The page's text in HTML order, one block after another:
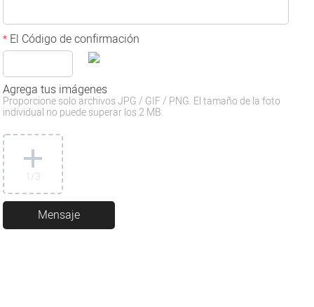
* El Código de confirmación
Agrega tus imágenes
Proporcione solo archivos JPG / GIF / PNG. El tamaño de la foto
individual no puede superar los 2 MB.
1/3